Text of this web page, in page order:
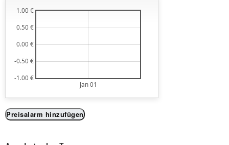
Jan 01
-1.00 €
-0.50 €
0.00 €
0.50 €
1.00 €
Preisalarm hinzufügen